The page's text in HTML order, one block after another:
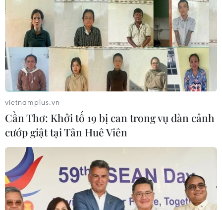
vietnamplus.vn
Cần Thơ: Khởi tố 19 bị can trong vụ dàn cảnh
cướp giật tại Tân Huê Viên